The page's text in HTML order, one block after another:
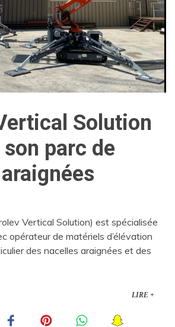
Solution
parc de
Vertical Solution) est spécialisée
opérateur de matériels d’élévation
des nacelles araignées et des
LIRE +